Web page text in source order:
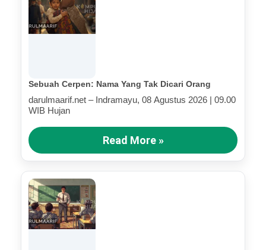
Sebuah Cerpen: Nama Yang Tak Dicari Orang
darulmaarif.net – Indramayu, 08 Agustus 2026 | 09.00
WIB Hujan
Read More »